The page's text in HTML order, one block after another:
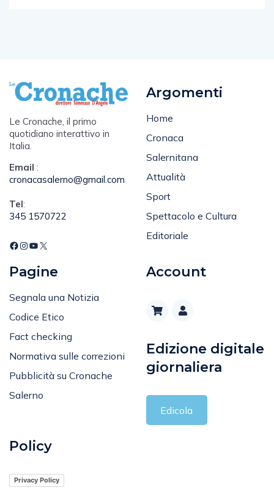
Le Cronache, il primo
quotidiano interattivo in
Italia.
Email :
cronacasalerno@gmail.com
Tel:
345 1570722
Argomenti
Home
Cronaca
Salernitana
Attualità
Sport
Spettacolo e Cultura
Editoriale
Pagine
Segnala una Notizia
Codice Etico
Fact checking
Normativa sulle correzioni
Pubblicità su Cronache
Salerno
Account
Edizione digitale
giornaliera
Edicola
Policy
Privacy Policy